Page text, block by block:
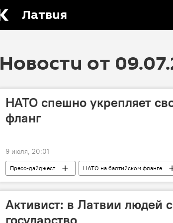
Латвия
Новости от
НАТО спешно укрепляет
фланг
9 июля, 20:01
Пресс-дайджест НАТО на балтийском фланге
Активист: в Латвии людей